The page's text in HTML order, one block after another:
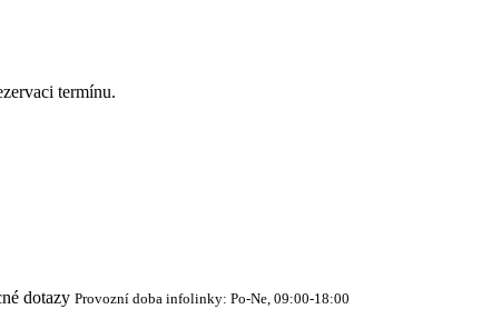
termínu.
dotazy Provozní doba infolinky: Po-Ne, 09:00-18:00